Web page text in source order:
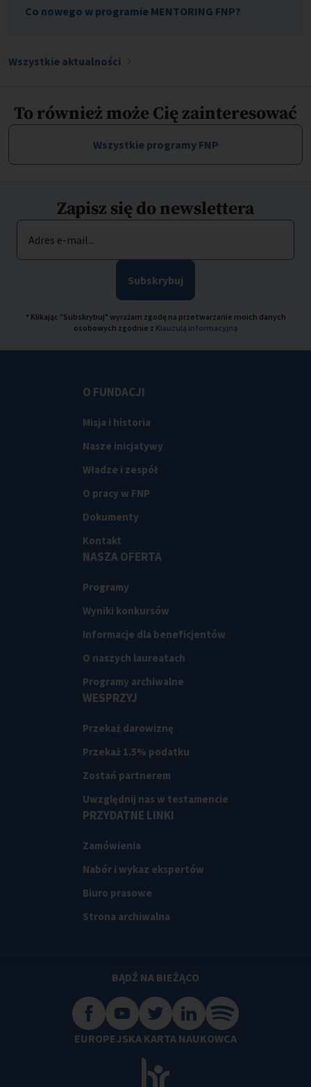
Co nowego w programie MENTORING FNP?
Wszystkie aktualności
To również może Cię zainteresować
Wszystkie programy FNP
Zapisz się do newslettera
Adres e-mail...
Subskrybuj
* Klikając "Subskrybuj" wyrażam zgodę na przetwarzanie moich danych
osobowych zgodnie z Klauzulą informacyjną
O FUNDACJI
Misja i historia
Nasze inicjatywy
Władze i zespół
O pracy w FNP
Dokumenty
Kontakt
NASZA OFERTA
Programy
Wyniki konkursów
Informacje dla beneficjentów
O naszych laureatach
Programy archiwalne
WESPRZYJ
Przekaż darowiznę
Przekaż 1.5% podatku
Zostań partnerem
Uwzględnij nas w testamencie
PRZYDATNE LINKI
Zamówienia
Nabór i wykaz ekspertów
Biuro prasowe
Strona archiwalna
BĄDŹ NA BIEŻĄCO
EUROPEJSKA KARTA NAUKOWCA